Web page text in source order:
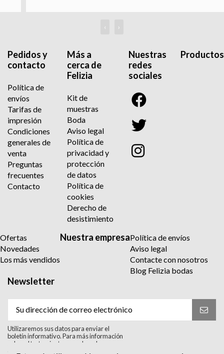
‹ ›
Pedidos y
contacto
Política de
envíos
Tarifas de
impresión
Condiciones
generales de
venta
Preguntas
frecuentes
Contacto
Más a
cerca de
Felizia
Kit de
muestras
Boda
Aviso legal
Política de
privacidad y
protección
de datos
Política de
cookies
Derecho de
desistimiento
Nuestras
redes
sociales
Productos
Ofertas
Novedades
Los más vendidos
Nuestra empresaPolítica de envíos
Aviso legal
Contacte con nosotros
Blog Felizia bodas
Newsletter
Utilizaremos sus datos para enviar el
boletín informativo. Para más información
sobre el tratamiento y sus derechos,
consulte la política de privacidad.